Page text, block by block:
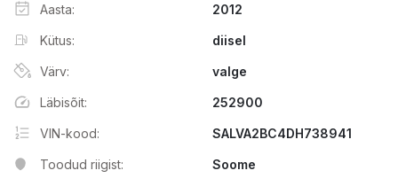
Aasta: 2012
Kütus: diisel
Värv: valge
Läbisõit: 252900
VIN-kood: SALVA2BC4DH738941
Toodud riigist: Soome